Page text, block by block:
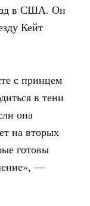
в США. Он
Кейт
с принцем
в тени
она
на вторых
готовы
—